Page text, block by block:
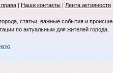
| Наши контакты | Лента активности
статьи, важные события и
по актуальным для жителей города.